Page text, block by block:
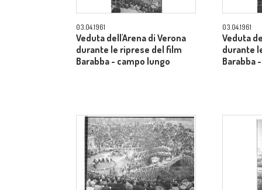
03.04.1961
Veduta dell'Arena di Verona
durante le riprese del film
Barabba - campo lungo
03.04.1961
Veduta
durante
Barabba